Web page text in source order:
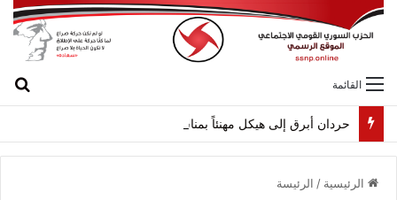
القائمة
حردان أبرق إلى هيكل مهنئاً بمناسبة عيد الجيش
الرئيسية / الرئيسة